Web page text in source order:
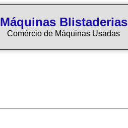
Máquinas Blistaderias
Comércio de Máquinas Usadas